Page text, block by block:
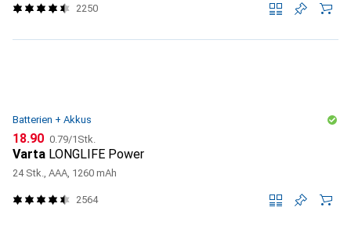
2250
Batterien + Akkus
CHF
18.90 CHF
0.79/1Stk.
Varta LONGLIFE Power
24 Stk., AAA, 1260 mAh
2564